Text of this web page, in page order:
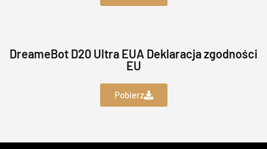
DreameBot D20 Ultra EUA Deklaracja zgodności
EU
Pobierz